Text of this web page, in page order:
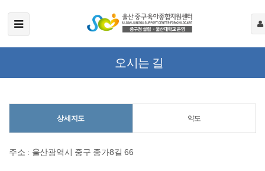
오시는 길
상세지도 약도
주소 : 울산광역시 중구 종가8길 66